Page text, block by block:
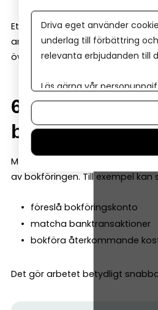
Ett bra bokföringsprogram ska
andra verktyg så att
över till bokföringen.
6.
bokföringen
Moderna bokföringsprogram
av bokföringen. Till exempel kan
föreslå bokföringskonto
matcha banktransaktioner
bokföra återkommande
Det gör arbetet betydligt
Driva eget använder
underlag till förbättring
relevanta erbjudanden till
Läs gärna vår
Om du vill ändra ditt val i